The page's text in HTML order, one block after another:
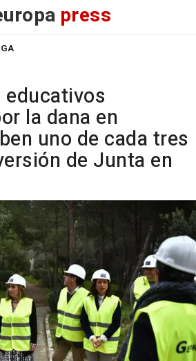
press
la dana en
uno de cada tres
de Junta en